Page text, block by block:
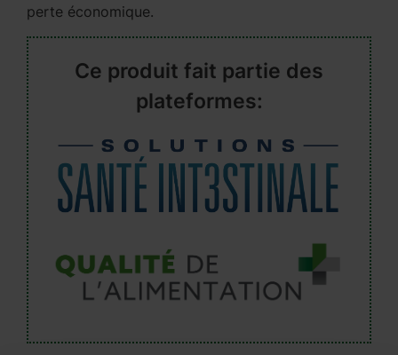
perte économique.
Ce produit fait partie des
plateformes: